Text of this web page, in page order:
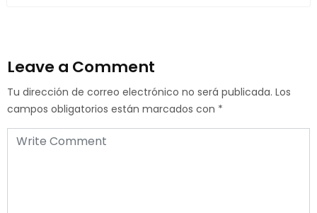
Leave a Comment
Tu dirección de correo electrónico no será publicada. Los
campos obligatorios están marcados con *